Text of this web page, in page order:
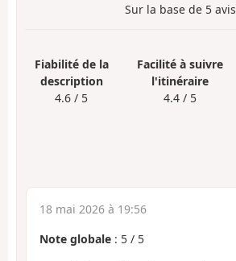
Sur la base de 5 avis
Fiabilité de la
description
4.6 / 5
Facilité à suivre
l'itinéraire
4.4 / 5
18 mai 2026 à 19:56
Note globale : 5 / 5